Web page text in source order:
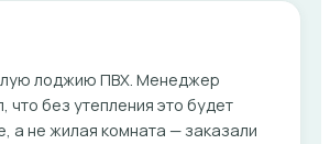
лоджию ПВХ. Менеджер
что без утепления это будет
а не жилая комната — заказали